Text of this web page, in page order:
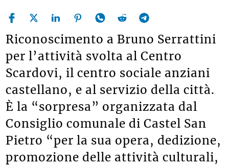
Riconoscimento a Bruno Serrattini
per l’attività svolta al Centro
Scardovi, il centro sociale anziani
castellano, e al servizio della città.
È la “sorpresa” organizzata dal
Consiglio comunale di Castel San
Pietro “per la sua opera, dedizione,
promozione delle attività culturali,